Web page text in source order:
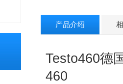
产品介绍
Testo460德
460